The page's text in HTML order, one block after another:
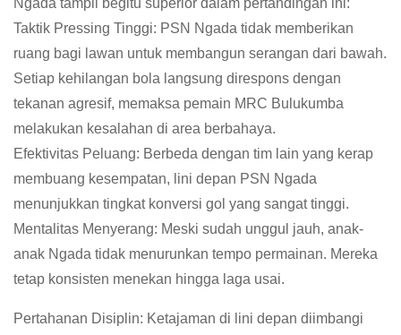
Ngada tampil begitu superior dalam pertandingan ini:
Taktik Pressing Tinggi: PSN Ngada tidak memberikan
ruang bagi lawan untuk membangun serangan dari bawah.
Setiap kehilangan bola langsung direspons dengan
tekanan agresif, memaksa pemain MRC Bulukumba
melakukan kesalahan di area berbahaya.
Efektivitas Peluang: Berbeda dengan tim lain yang kerap
membuang kesempatan, lini depan PSN Ngada
menunjukkan tingkat konversi gol yang sangat tinggi.
Mentalitas Menyerang: Meski sudah unggul jauh, anak-
anak Ngada tidak menurunkan tempo permainan. Mereka
tetap konsisten menekan hingga laga usai.
Pertahanan Disiplin: Ketajaman di lini depan diimbangi